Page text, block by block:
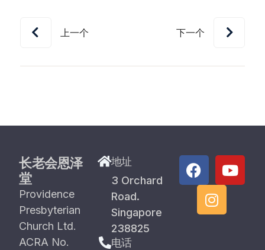
上一个 下一个
长老会恩泽
堂
Providence
Presbyterian
Church Ltd.
ACRA No.
地址
3 Orchard
Road.
Singapore
238825
电话